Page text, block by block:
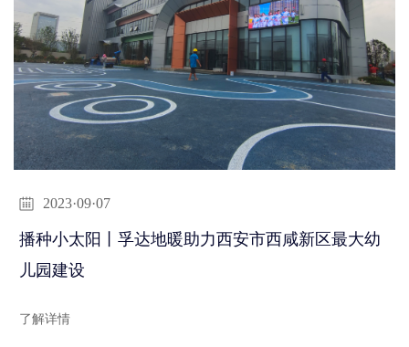
2023·09·07
播种小太阳丨孚达地暖助力西安市西咸新区最大幼
儿园建设
了解详情